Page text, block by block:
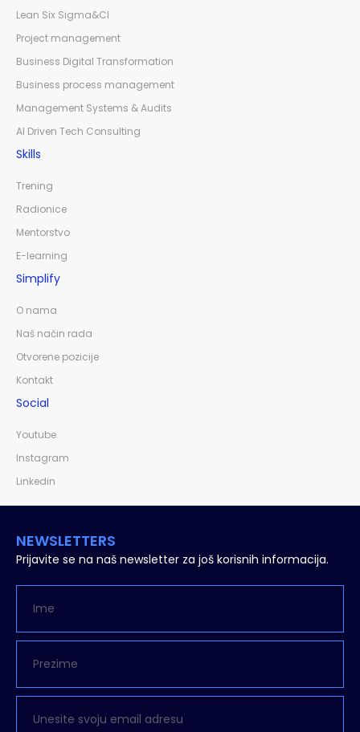
Lean Six Sigma&CI
Project management
Business Digital Transformation
Business process management
Management Systems & Audits
AI Driven Tech Consulting
Skills
Trening
Radionice
Mentorstvo
E-learning
Simplify
O nama
Naš način rada
Otvorene pozicije
Kontakt
Social
Youtube
Instagram
Linkedin
NEWSLETTERS
Prijavite se na naš newsletter za još korisnih informacija.